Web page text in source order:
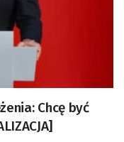
Chcę być